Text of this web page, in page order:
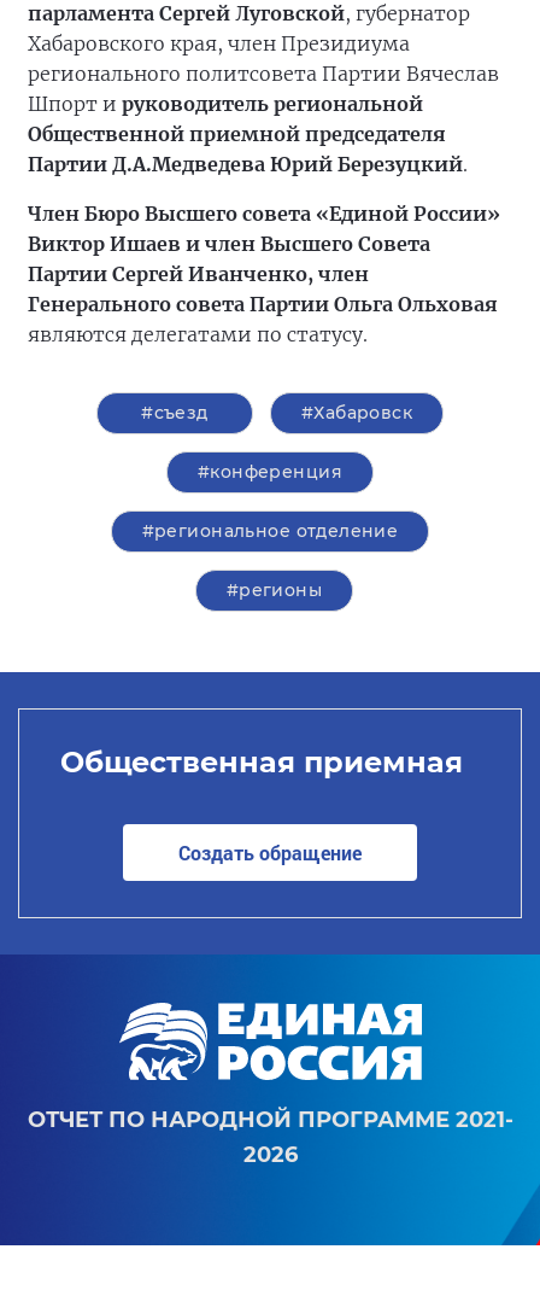
парламента Сергей Луговской, губернатор
Хабаровского края, член Президиума
регионального политсовета Партии Вячеслав
Шпорт и руководитель региональной
Общественной приемной председателя
Партии Д.А.Медведева Юрий Березуцкий.
Член Бюро Высшего совета «Единой России»
Виктор Ишаев и член Высшего Совета
Партии Сергей Иванченко, член
Генерального совета Партии Ольга Ольховая
являются делегатами по статусу.
#съезд #Хабаровск
#конференция
#региональное отделение
#регионы
Общественная приемная
Создать обращение
ОТЧЕТ ПО НАРОДНОЙ ПРОГРАММЕ 2021-
2026